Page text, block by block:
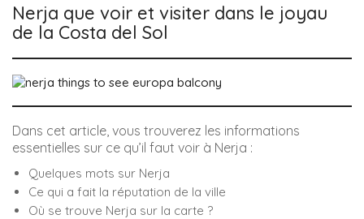
Nerja que voir et visiter dans le joyau
de la Costa del Sol
Dans cet article, vous trouverez les informations
essentielles sur ce qu’il faut voir à Nerja :
Quelques mots sur Nerja
Ce qui a fait la réputation de la ville
Où se trouve Nerja sur la carte ?